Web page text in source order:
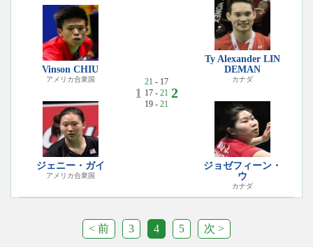
Vinson CHIU
アメリカ合衆国
ジェニー・ガイ
アメリカ合衆国
1
21 - 17
17 - 21
19 - 21
2
Ty Alexander LIN
DEMAN
カナダ
ジョゼフィーン・
ウ
カナダ
< 前 3 4 5 次 >